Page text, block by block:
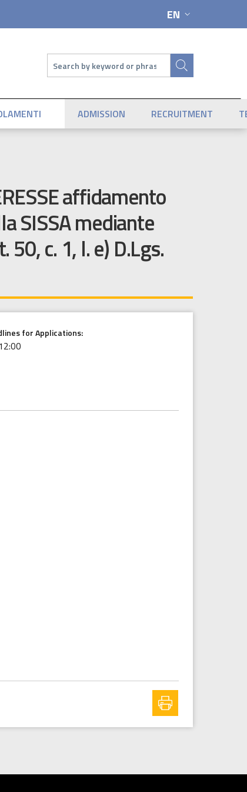
LANGUAGE
EN
Search
ADMISSION RECRUITMENT
affidamento
SISSA mediante
c. 1, l. e) D.Lgs.
for Applications: